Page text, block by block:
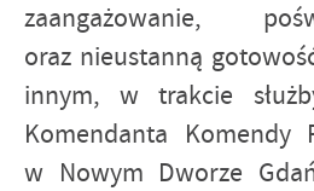
zaangażowanie,
oraz nieustanną
innym, w trakcie
Komendanta Komendy
w Nowym Dworze